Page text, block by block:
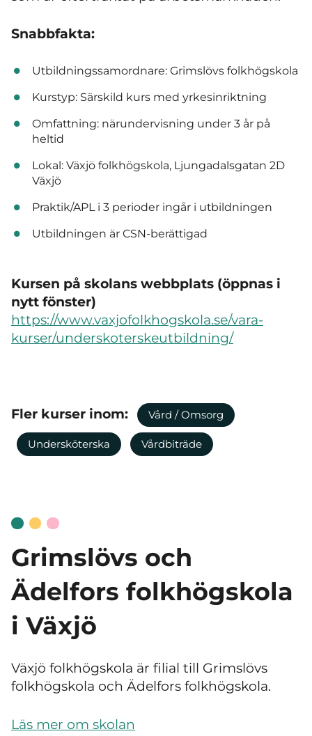
Snabbfakta:
Utbildningssamordnare: Grimslövs folkhögskola
Kurstyp: Särskild kurs med yrkesinriktning
Omfattning: närundervisning under 3 år på
heltid
Lokal: Växjö folkhögskola, Ljungadalsgatan 2D
Växjö
Praktik/APL i 3 perioder ingår i utbildningen
Utbildningen är CSN-berättigad
Kursen på skolans webbplats (öppnas i
nytt fönster)
https://www.vaxjofolkhogskola.se/vara-
kurser/underskoterskeutbildning/
Fler kurser inom: Vård / Omsorg
Undersköterska Vårdbiträde
Grimslövs och
Ädelfors folkhögskola
i Växjö
Växjö folkhögskola är filial till Grimslövs
folkhögskola och Ädelfors folkhögskola.
Läs mer om skolan